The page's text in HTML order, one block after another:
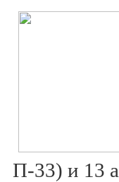
П-33) и 13